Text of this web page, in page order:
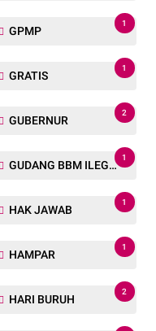
GPMP
1
GRATIS
1
GUBERNUR
2
GUDANG BBM ILEGAL
1
HAK JAWAB
1
HAMPAR
1
HARI BURUH
2